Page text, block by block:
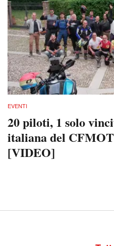
EVENTI
20 piloti, 1 solo
italiana del
[VIDEO]